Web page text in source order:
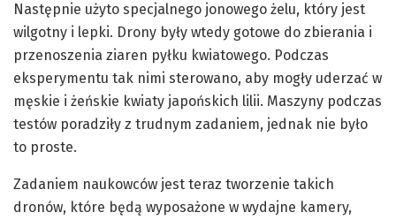
Następnie użyto specjalnego jonowego żelu, który jest
wilgotny i lepki. Drony były wtedy gotowe do zbierania i
przenoszenia ziaren pyłku kwiatowego. Podczas
eksperymentu tak nimi sterowano, aby mogły uderzać w
męskie i żeńskie kwiaty japońskich lilii. Maszyny podczas
testów poradziły z trudnym zadaniem, jednak nie było
to proste.
Zadaniem naukowców jest teraz tworzenie takich
dronów, które będą wyposażone w wydajne kamery,